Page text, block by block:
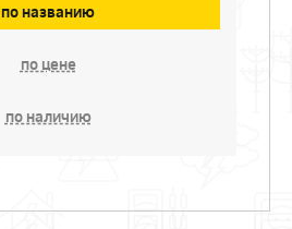
по названию
по цене
по наличию